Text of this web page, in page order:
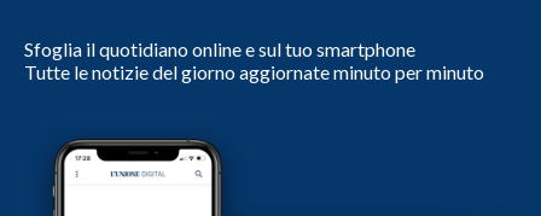
Sfoglia il quotidiano online e sul tuo smartphone
Tutte le notizie del giorno aggiornate minuto per minuto